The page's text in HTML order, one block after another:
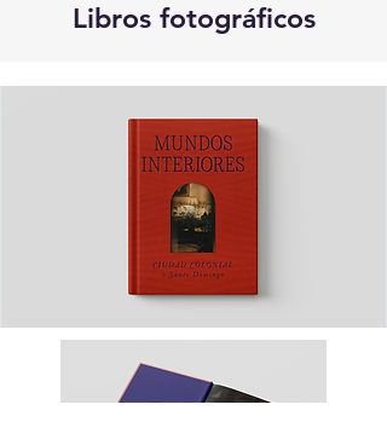
Libros fotográficos